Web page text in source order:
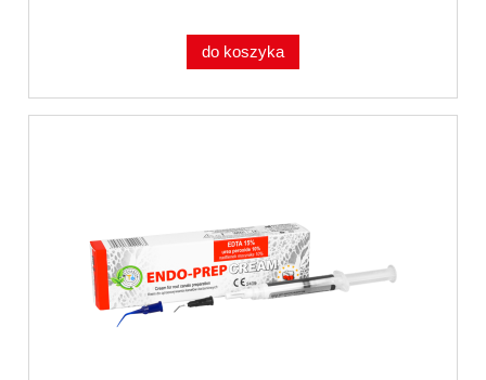
do koszyka